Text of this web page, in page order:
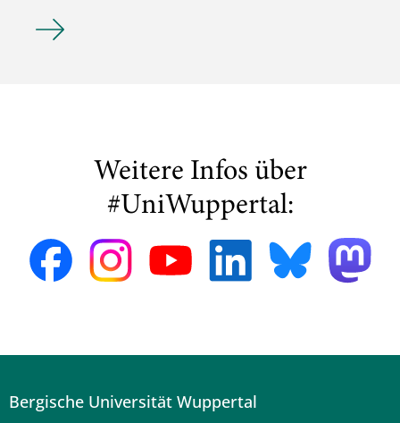
Wohnungslosigkeit und Polizei – Neues
Weitere Infos über
#UniWuppertal:
Bergische Universität Wuppertal